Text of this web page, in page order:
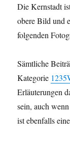
Die Kernstadt
obere Bild und
folgenden
Sämtliche
Kategorie
Erläuterungen
sein, auch
ist ebenfalls